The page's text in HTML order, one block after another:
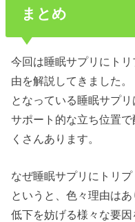
まとめ
今回は睡眠サプリにト
由を解説してきました
となっている睡眠サプ
サポート的な立ち位置
くさんあります。
なぜ睡眠サプリにトリ
というと、色々理由は
低下を妨げる様々な要